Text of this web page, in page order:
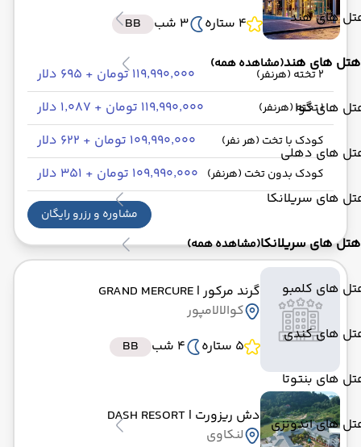
های هند
هتل های هند(مشاهده همه)
های گوا
های دهلی
های سریلانکا
هتل های سریلانکا(مشاهده همه)
های کلمبو
های کندی
های بنتوتا
های اندونزی
4 ستاره
3 شب BB
2 تخته (هرنفر) ۱۱۹٬۹۹۰٬۰۰۰ تومان + ۶۹۵ دلار
1 تخته (هرنفر) ۱۱۹٬۹۹۰٬۰۰۰ تومان + ۱٬۰۸۷ دلار
کودک با تخت (هر نفر) ۱۰۹٬۹۹۰٬۰۰۰ تومان + ۶۲۲ دلار
کودک بدون تخت (هرنفر) ۱۰۹٬۹۹۰٬۰۰۰ تومان + ۳۵۱ دلار
مشاوره و رزرو رایگان
گرند مرکور| GRAND MERCURE
کوالالامپور
5 ستاره
4 شب BB
دش ریزورت | DASH RESORT
لنکاوی